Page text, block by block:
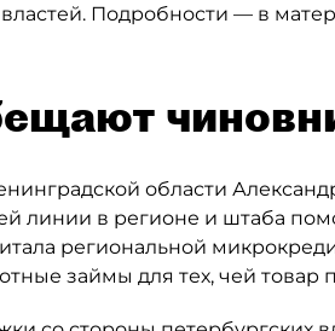
Подробности — в
области
линии в регионе и штаба
региональной
займы для тех, чей товар